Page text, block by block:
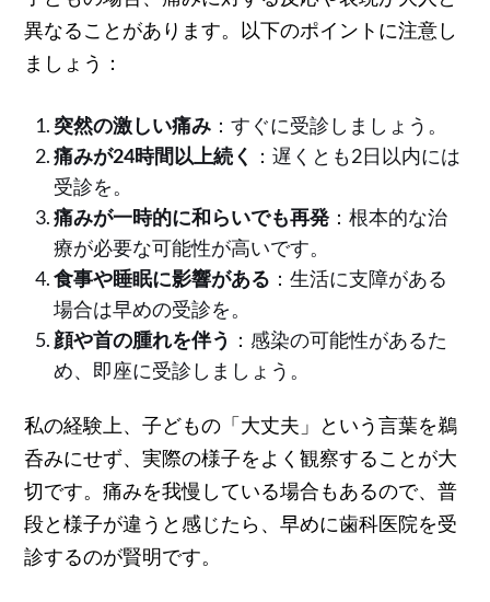
異なることがあります。以下のポイントに注意し
ましょう：
突然の激しい痛み ：すぐに受診しましょう。
痛みが24時間以上続く ：遅くとも2日以内には
受診を。
痛みが一時的に和らいでも再発 ：根本的な治
療が必要な可能性が高いです。
食事や睡眠に影響がある ：生活に支障がある
場合は早めの受診を。
顔や首の腫れを伴う ：感染の可能性があるた
め、即座に受診しましょう。
私の経験上、子どもの「大丈夫」という言葉を鵜
呑みにせず、実際の様子をよく観察することが大
切です。痛みを我慢している場合もあるので、普
段と様子が違うと感じたら、早めに歯科医院を受
診するのが賢明です。